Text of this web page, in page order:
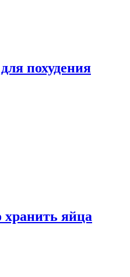
похудения
хранить яйца